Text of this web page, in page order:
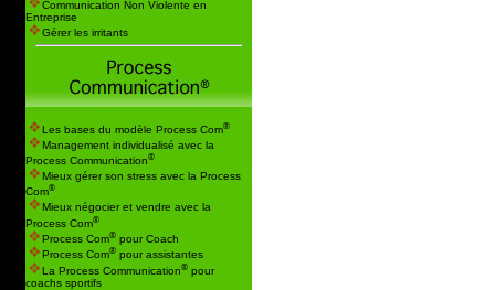
Communication Non Violente en
Entreprise
Gérer les irritants
Les bases du modèle Process Com®
Management individualisé avec la
Process Communication®
Mieux gérer son stress avec la Process
Com®
Mieux négocier et vendre avec la
Process Com®
Process Com® pour Coach
Process Com® pour assistantes
La Process Communication® pour
coachs sportifs